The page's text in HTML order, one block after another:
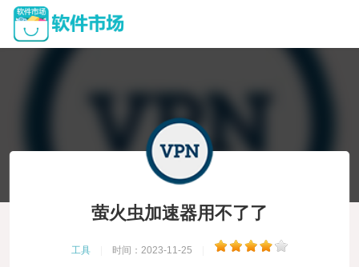
萤火虫加速器用不了了
工具 时间：2023-11-25